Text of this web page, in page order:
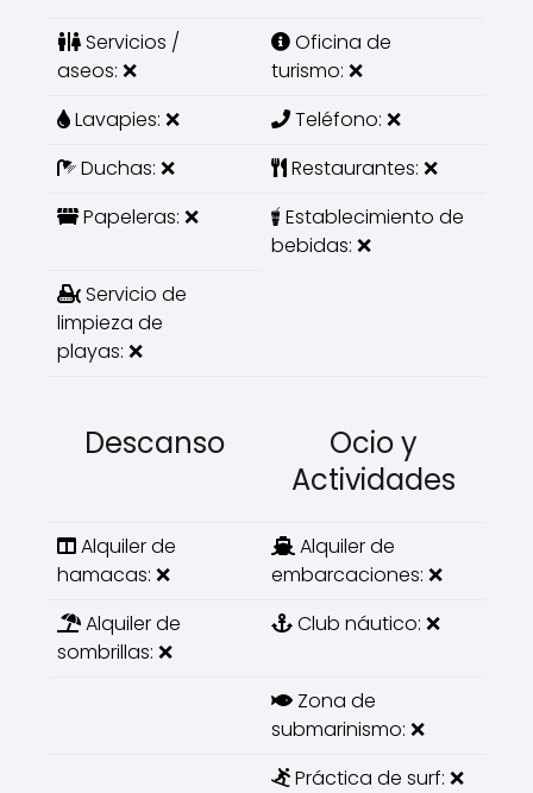
Servicios /
aseos: ❌
Oficina de
turismo: ❌
Lavapies: ❌
Teléfono: ❌
Duchas: ❌
Restaurantes: ❌
Papeleras: ❌
Establecimiento de
bebidas: ❌
Servicio de
limpieza de
playas: ❌
Descanso
Ocio y
Actividades
Alquiler de
hamacas: ❌
Alquiler de
embarcaciones: ❌
Alquiler de
sombrillas: ❌
Club náutico: ❌
Zona de
submarinismo: ❌
Práctica de surf: ❌